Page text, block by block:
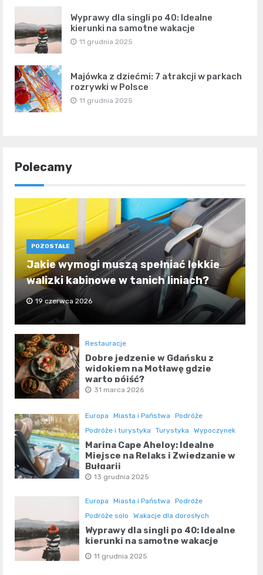
Wyprawy dla singli po 40: Idealne
kierunki na samotne wakacje
11 grudnia 2025
Majówka z dziećmi: 7 atrakcji w parkach
rozrywki w Polsce
11 grudnia 2025
Polecamy
POZOSTAŁE
Jakie wymogi muszą spełniać lekkie
walizki kabinowe w tanich liniach?
19 czerwca 2026
Restauracje
Dobre jedzenie w Gdańsku z
widokiem na Motławę gdzie
warto pójść?
31 marca 2026
Europa Miasta i Państwa
Podróże
Podróże i turystyka
Turystyka Wypoczynek
Marina Cape Aheloy: Idealne
Miejsce na Relaks i Zwiedzanie w
Bułgarii
13 grudnia 2025
Europa Miasta i Państwa
Podróże
Podróże solo
Wakacje dla dorosłych
Wyprawy dla singli po 40: Idealne
kierunki na samotne wakacje
11 grudnia 2025